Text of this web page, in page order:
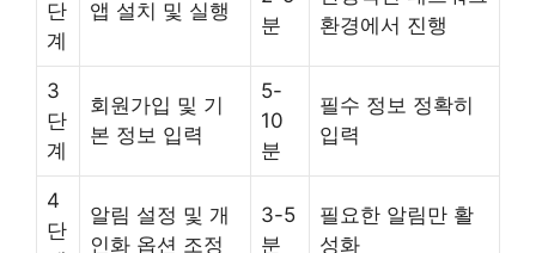
단
계
앱 설치 및 실행
분
환경에서 진행
3
단
계
회원가입 및 기
본 정보 입력
5-
10
분
필수 정보 정확히
입력
4
단
알림 설정 및 개
인화 옵션 조정
3-5
분
필요한 알림만 활
성화